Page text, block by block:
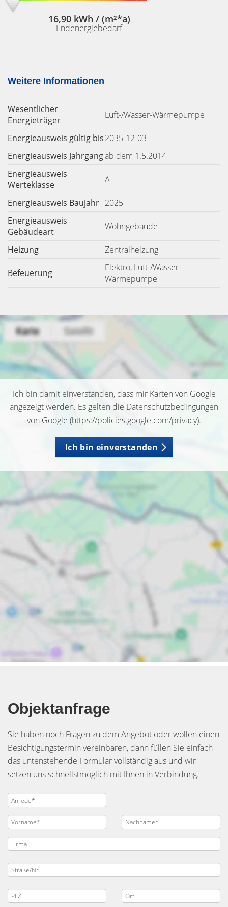
16,90 kWh / (m²*a)
Endenergiebedarf
Weitere Informationen
Wesentlicher
Energieträger
Luft-/Wasser-Wärmepumpe
Energieausweis gültig bis2035-12-03
Energieausweis Jahrgangab dem 1.5.2014
Energieausweis
Werteklasse
A+
Energieausweis Baujahr 2025
Energieausweis
Gebäudeart
Wohngebäude
Heizung Zentralheizung
Befeuerung
Elektro, Luft-/Wasser-
Wärmepumpe
Ich bin damit einverstanden, dass mir Karten von Google
angezeigt werden. Es gelten die Datenschutzbedingungen
von Google (https://policies.google.com/privacy).
Ich bin einverstanden
Objektanfrage
Sie haben noch Fragen zu dem Angebot oder wollen einen
Besichtigungstermin vereinbaren, dann füllen Sie einfach
das untenstehende Formular vollständig aus und wir
setzen uns schnellstmöglich mit Ihnen in Verbindung.